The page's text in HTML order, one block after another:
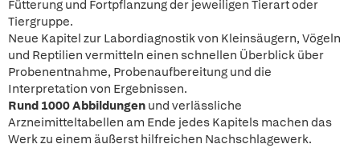
Fütterung und Fortpflanzung der jeweiligen Tierart oder
Tiergruppe.
Neue Kapitel zur Labordiagnostik von Kleinsäugern, Vögeln
und Reptilien vermitteln einen schnellen Überblick über
Probenentnahme, Probenaufbereitung und die
Interpretation von Ergebnissen.
Rund 1000 Abbildungen und verlässliche
Arzneimitteltabellen am Ende jedes Kapitels machen das
Werk zu einem äußerst hilfreichen Nachschlagewerk.